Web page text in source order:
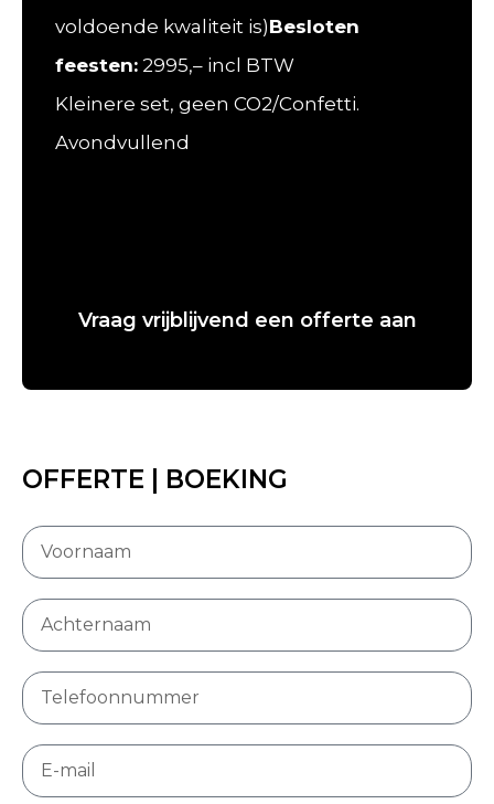
voldoende kwaliteit is)Besloten
feesten: 2995,– incl BTW
Kleinere set, geen CO2/Confetti.
Avondvullend
Vraag vrijblijvend een offerte aan
OFFERTE | BOEKING